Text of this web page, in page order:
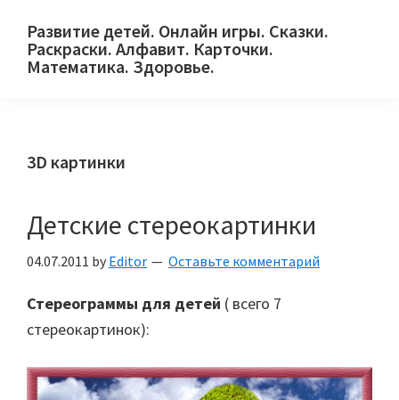
primary
main
primary
Развитие детей. Онлайн игры. Сказки.
Раскраски. Алфавит. Карточки.
Математика. Здоровье.
и
родителей.
3D картинки
Детские стереокартинки
04.07.2011 by Editor Оставьте комментарий
Стереограммы для детей ( всего 7
стереокартинок):